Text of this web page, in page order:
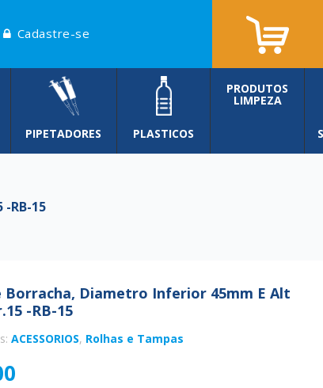
Cadastre-se
PIPETADORES PLASTICOS
PRODUTOS
LIMPEZA
RB-15
Borracha, Diametro Inferior 45mm E Alt
-RB-15
ACESSORIOS, Rolhas e Tampas